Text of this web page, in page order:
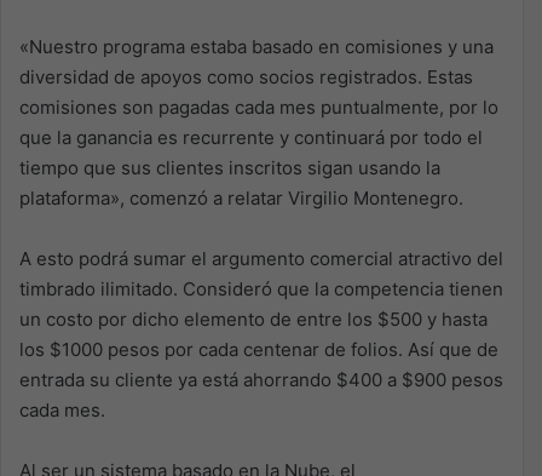
«Nuestro programa estaba basado en comisiones y una
diversidad de apoyos como socios registrados. Estas
comisiones son pagadas cada mes puntualmente, por lo
que la ganancia es recurrente y continuará por todo el
tiempo que sus clientes inscritos sigan usando la
plataforma», comenzó a relatar Virgilio Montenegro.
A esto podrá sumar el argumento comercial atractivo del
timbrado ilimitado. Consideró que la competencia tienen
un costo por dicho elemento de entre los $500 y hasta
los $1000 pesos por cada centenar de folios. Así que de
entrada su cliente ya está ahorrando $400 a $900 pesos
cada mes.
Al ser un sistema basado en la Nube, el